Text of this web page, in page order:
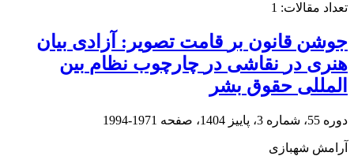
تعداد مقالات: 1
‎هنری‎ ‎در‎ ‎نقاشی‎ ‎در‎ ‎چارچوب‎ ‎نظام‎ ‎بین‏
المللی‎ ‎حقوق‎ ‎بشر
دوره 55، شماره 3، پاییز 1404، صفحه 1971-1994
آرامش شهبازی